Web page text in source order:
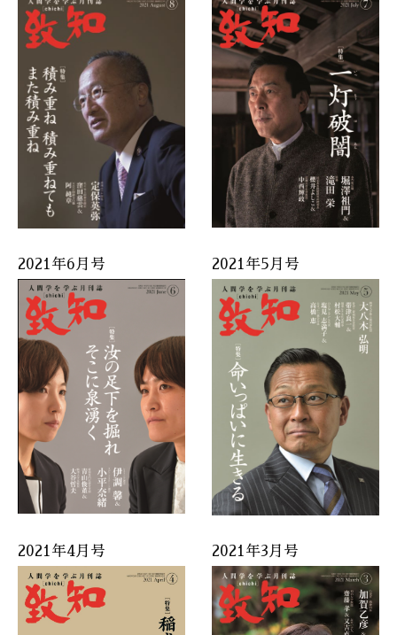
2021年6月号 2021年5月号
2021年4月号 2021年3月号